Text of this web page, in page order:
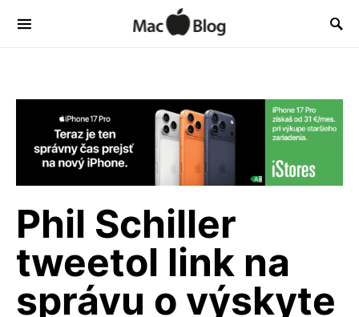
Phil Schiller
tweetol link na
správu o výskyte